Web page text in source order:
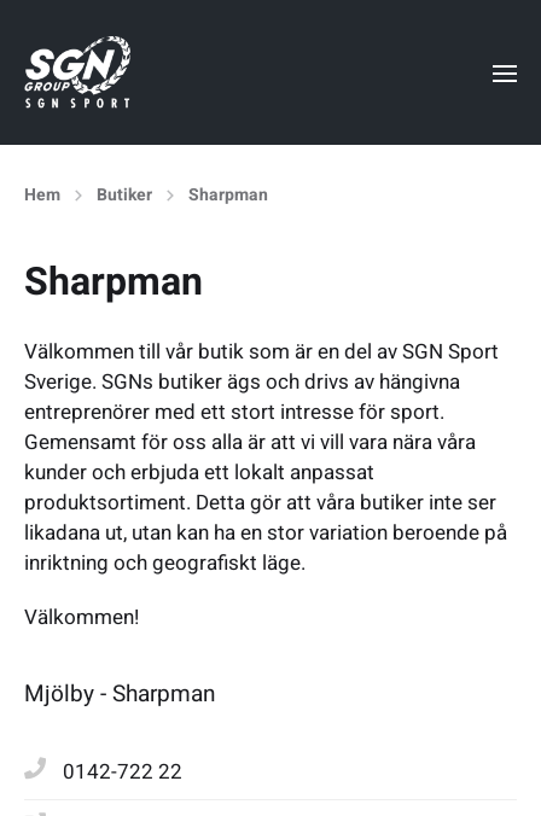
Hem Butiker Sharpman
Sharpman
Välkommen till vår butik som är en del av SGN Sport
Sverige. SGNs butiker ägs och drivs av hängivna
entreprenörer med ett stort intresse för sport.
Gemensamt för oss alla är att vi vill vara nära våra
kunder och erbjuda ett lokalt anpassat
produktsortiment. Detta gör att våra butiker inte ser
likadana ut, utan kan ha en stor variation beroende på
inriktning och geografiskt läge.
Välkommen!
Mjölby - Sharpman
0142-722 22